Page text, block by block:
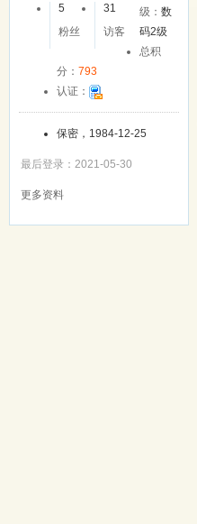
5
粉丝
31
访客
级：数
码2级
总积
分： 793
认证：
保密，1984-12-25
最后登录：2021-05-30
更多资料